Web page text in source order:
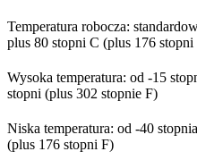
Temperatura robocza:
plus 80 stopni C (plus 176 stopni
Wysoka temperatura: od -15
stopni (plus 302 stopnie F)
Niska temperatura: od -40
(plus 176 stopni F)